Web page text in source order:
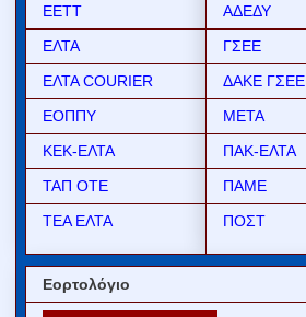
ΕΕΤΤ
ΕΛΤΑ
ΕΛΤΑ COURIER
ΕΟΠΠΥ
ΚΕΚ-ΕΛΤΑ
ΤΑΠ ΟΤΕ
ΤΕΑ ΕΛΤΑ
ΑΔΕΔΥ
ΓΣΕΕ
ΔΑΚΕ ΓΣΕΕ
ΜΕΤΑ
ΠΑΚ-ΕΛΤΑ
ΠΑΜΕ
ΠΟΣΤ
Εορτολόγιο